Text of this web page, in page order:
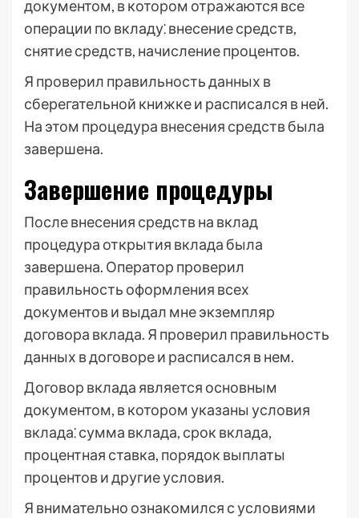
документом, в котором отражаются все
операции по вкладу⁚ внесение средств,
снятие средств, начисление процентов.
Я проверил правильность данных в
сберегательной книжке и расписался в ней.
На этом процедура внесения средств была
завершена.
Завершение процедуры
После внесения средств на вклад
процедура открытия вклада была
завершена. Оператор проверил
правильность оформления всех
документов и выдал мне экземпляр
договора вклада. Я проверил правильность
данных в договоре и расписался в нем.
Договор вклада является основным
документом, в котором указаны условия
вклада⁚ сумма вклада, срок вклада,
процентная ставка, порядок выплаты
процентов и другие условия.
Я внимательно ознакомился с условиями